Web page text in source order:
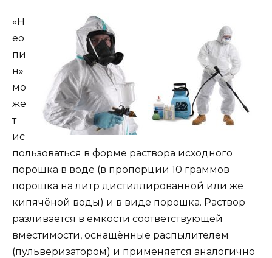
«Н
ео
пи
н»
мо
же
т
ис
пользоваться в форме раствора исходного
порошка в воде (в пропорции 10 граммов
порошка на литр дистиллированной или же
кипячёной воды) и в виде порошка. Раствор
разливается в ёмкости соответствующей
вместимости, оснащённые распылителем
(пульверизатором) и применяется аналогично